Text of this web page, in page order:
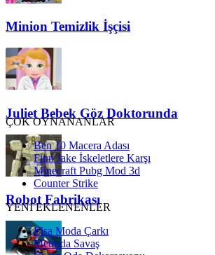
Minion Temizlik İşçisi
Juliet Bebek Göz Doktorunda
Robot Fabrikası
ÇOK OYNANANLAR
Ben 10 Macera Adası
Finn Jake İskeletlere Karşı
Minecraft Pubg Mod 3d
Counter Strike
YENİ EKLENENLER
Elsa Moda Çarkı
Metroda Savaş